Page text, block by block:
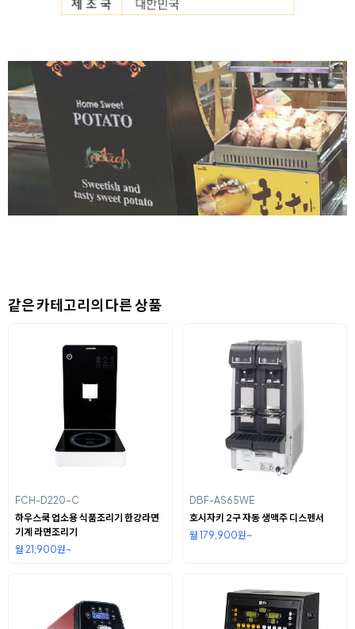
같은 카테고리의 다른 상품
FCH-D220-C
하우스쿡 업소용 식품조리기 한강라면
기계 라면조리기
월 21,900원~
DBF-AS65WE
호시자키 2구 자동 생맥주 디스펜서
월 179,900원~